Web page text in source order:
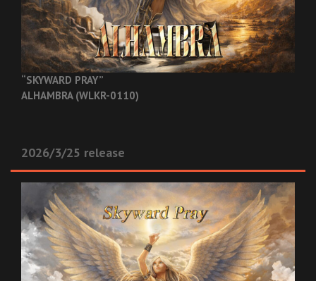
“SKYWARD PRAY”
ALHAMBRA (WLKR-0110)
2026/3/25 release